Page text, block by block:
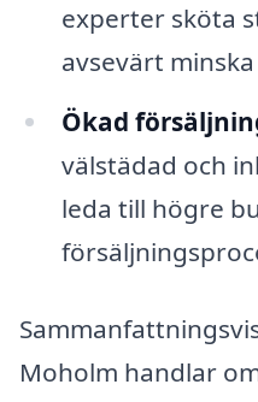
experter sköta
avsevärt
Ökad
välstädad och
leda till högre
Moholm handlar